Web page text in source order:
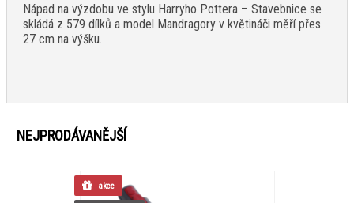
Nápad na výzdobu ve stylu Harryho Pottera – Stavebnice se
skládá z 579 dílků a model Mandragory v květináči měří přes
27 cm na výšku.
NEJPRODÁVANĚJŠÍ
akce